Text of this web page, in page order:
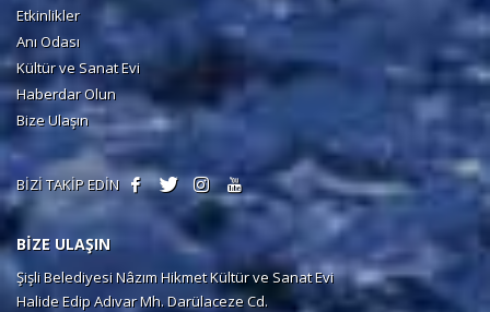
Etkinlikler
Anı Odası
Kültür ve Sanat Evi
Haberdar Olun
Bize Ulaşın
BİZİ TAKİP EDİN
BİZE ULAŞIN
Şişli Belediyesi Nâzım Hikmet Kültür ve Sanat Evi
Halide Edip Adıvar Mh. Darülaceze Cd.